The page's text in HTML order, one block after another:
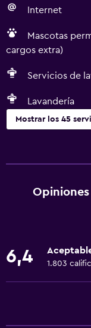
Internet
Mascotas
cargos extra)
Servicios de
Lavandería
Mostrar los 45
Habitación
Para no fumadores
Mascotas
Ducha adaptada
6,4 1.803